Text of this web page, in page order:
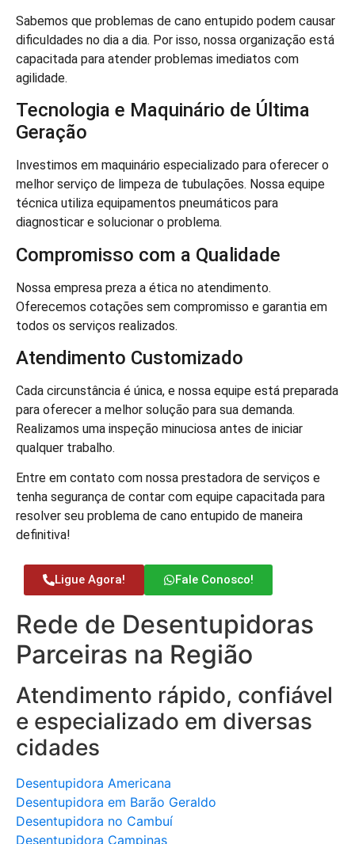
Sabemos que problemas de cano entupido podem causar
dificuldades no dia a dia. Por isso, nossa organização está
capacitada para atender problemas imediatos com
agilidade.
Tecnologia e Maquinário de Última
Geração
Investimos em maquinário especializado para oferecer o
melhor serviço de limpeza de tubulações. Nossa equipe
técnica utiliza equipamentos pneumáticos para
diagnosticar e solucionar o problema.
Compromisso com a Qualidade
Nossa empresa preza a ética no atendimento.
Oferecemos cotações sem compromisso e garantia em
todos os serviços realizados.
Atendimento Customizado
Cada circunstância é única, e nossa equipe está preparada
para oferecer a melhor solução para sua demanda.
Realizamos uma inspeção minuciosa antes de iniciar
qualquer trabalho.
Entre em contato com nossa prestadora de serviços e
tenha segurança de contar com equipe capacitada para
resolver seu problema de cano entupido de maneira
definitiva!
Ligue Agora! Fale Conosco!
Rede de Desentupidoras
Parceiras na Região
Atendimento rápido, confiável
e especializado em diversas
cidades
Desentupidora Americana
Desentupidora em Barão Geraldo
Desentupidora no Cambuí
Desentupidora Campinas